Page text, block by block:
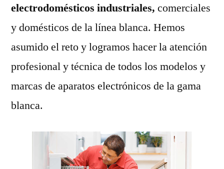
electrodomésticos industriales, comerciales
y domésticos de la línea blanca. Hemos
asumido el reto y logramos hacer la atención
profesional y técnica de todos los modelos y
marcas de aparatos electrónicos de la gama
blanca.